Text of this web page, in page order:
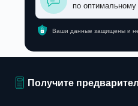
Ваши данные защищены и
по
Получите